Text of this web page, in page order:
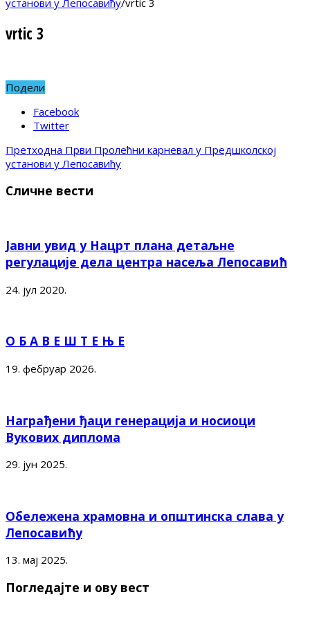
установи у Лепосавићу/vrtic 3
vrtic 3
Подели
Facebook
Twitter
Претходна Први Пролећни карневал у Предшколској
установи у Лепосавићу
Сличне вести
Јавни увид у Нацрт плана детаљне
регулације дела центра насеља Лепосавић
24. јул 2020.
О Б А В Е Ш Т Е Њ Е
19. фебруар 2026.
Награђени ђаци генерација и носиоци
Вукових диплома
29. јун 2025.
Обележена храмовна и општинска слава у
Лепосавићу
13. мај 2025.
Погледајте и ову вест